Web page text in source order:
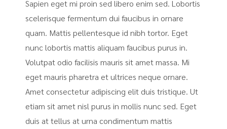
Sapien eget mi proin sed libero enim sed. Lobortis
scelerisque fermentum dui faucibus in ornare
quam. Mattis pellentesque id nibh tortor. Eget
nunc lobortis mattis aliquam faucibus purus in.
Volutpat odio facilisis mauris sit amet massa. Mi
eget mauris pharetra et ultrices neque ornare.
Amet consectetur adipiscing elit duis tristique. Ut
etiam sit amet nisl purus in mollis nunc sed. Eget
duis at tellus at urna condimentum mattis